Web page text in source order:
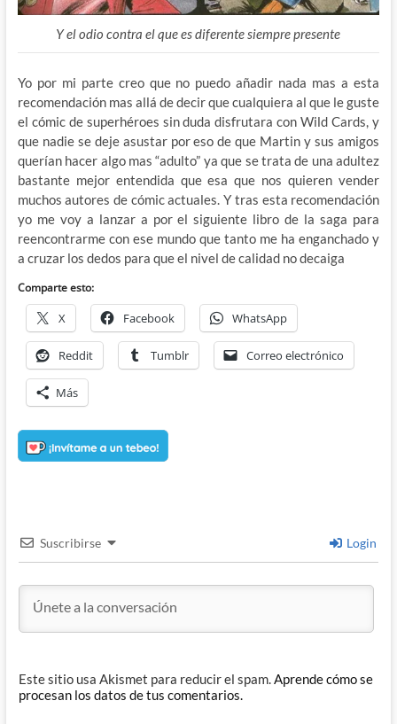
Y el odio contra el que es diferente siempre presente
Yo por mi parte creo que no puedo añadir nada mas a esta
recomendación mas allá de decir que cualquiera al que le guste
el cómic de superhéroes sin duda disfrutara con Wild Cards, y
que nadie se deje asustar por eso de que Martin y sus amigos
querían hacer algo mas “adulto” ya que se trata de una adultez
bastante mejor entendida que esa que nos quieren vender
muchos autores de cómic actuales. Y tras esta recomendación
yo me voy a lanzar a por el siguiente libro de la saga para
reencontrarme con ese mundo que tanto me ha enganchado y
a cruzar los dedos para que el nivel de calidad no decaiga
Comparte esto:
X Facebook WhatsApp
Reddit Tumblr Correo electrónico
Más
Suscribirse Login
Este sitio usa Akismet para reducir el spam.Aprende cómo se
procesan los datos de tus comentarios.